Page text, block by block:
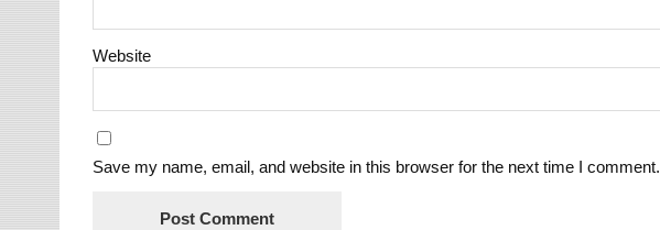
Website
Save my name, email, and website in this browser for the next time I comment.